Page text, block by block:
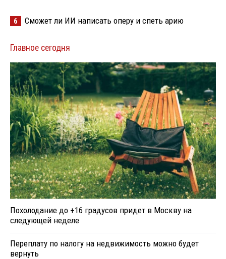
6 Сможет ли ИИ написать оперу и спеть арию
Главное сегодня
Похолодание до +16 градусов придет в Москву на
следующей неделе
Переплату по налогу на недвижимость можно будет
вернуть